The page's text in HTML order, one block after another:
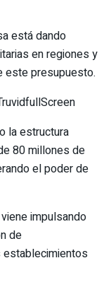
está dando
en regiones y
este presupuesto.
la estructura
80 millones de
el poder de
impulsando
de